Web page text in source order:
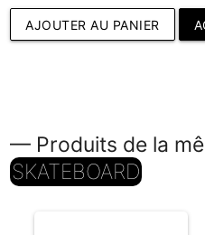
AJOUTER AU PANIER
— Produits de la
SKATEBOARD